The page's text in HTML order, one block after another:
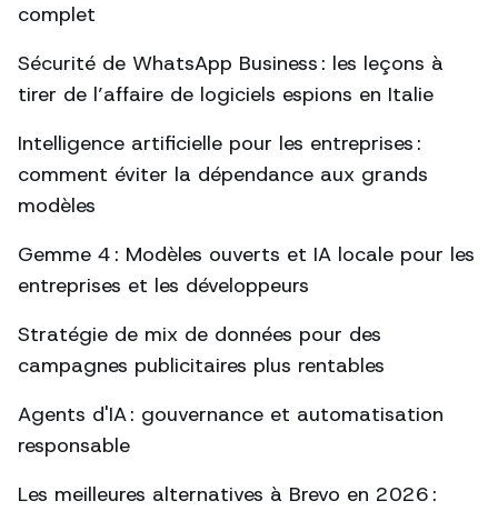
complet
Sécurité de WhatsApp Business : les leçons à
tirer de l’affaire de logiciels espions en Italie
Intelligence artificielle pour les entreprises :
comment éviter la dépendance aux grands
modèles
Gemme 4 : Modèles ouverts et IA locale pour les
entreprises et les développeurs
Stratégie de mix de données pour des
campagnes publicitaires plus rentables
Agents d'IA : gouvernance et automatisation
responsable
Les meilleures alternatives à Brevo en 2026 :